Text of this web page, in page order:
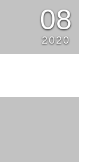
08
2020